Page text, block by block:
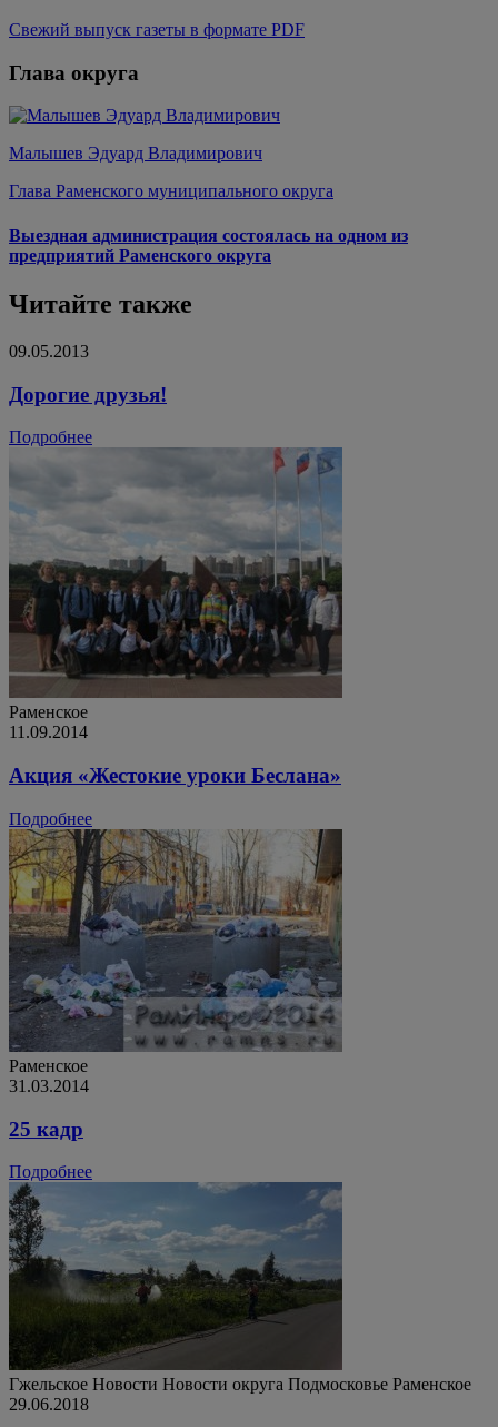
Свежий выпуск газеты в формате PDF
Глава округа
Малышев Эдуард Владимирович
Глава Раменского муниципального округа
Выездная администрация состоялась на одном из
предприятий Раменского округа
Читайте также
09.05.2013
Дорогие друзья!
Подробнее
Раменское
11.09.2014
Акция «Жестокие уроки Беслана»
Подробнее
Раменское
31.03.2014
25 кадр
Подробнее
Гжельское Новости Новости округа Подмосковье Раменское
29.06.2018